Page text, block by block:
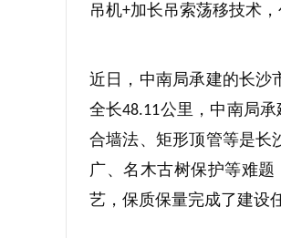
吊机+加长吊索荡移技术
近日，中南局承建的长沙
全长48.11公里，中南局
合墙法、矩形顶管等是长
广、名木古树保护等难
艺，保质保量完成了建设